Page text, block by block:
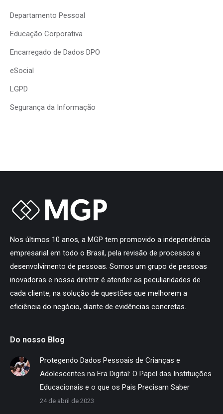
Departamento Pessoal
Educação Corporativa
Encarregado de Dados DPO
eSocial
LGPD
Segurança da Informação
Nos últimos 10 anos, a MGP tem promovido a independência
empresarial em todo o Brasil, pela revisão de processos e
desenvolvimento de pessoas. Somos um grupo de pessoas
inovadoras e nossa diretriz é atender as peculiaridades de
cada cliente, na solução de questões que melhorem a
eficiência do negócio, diante de evidências concretas.
Do nosso Blog
Protegendo Dados Pessoais de Crianças e
Adolescentes na Era Digital: O Papel das Instituições
Educacionais e o que os Pais Precisam Saber
24 de abril de 2023